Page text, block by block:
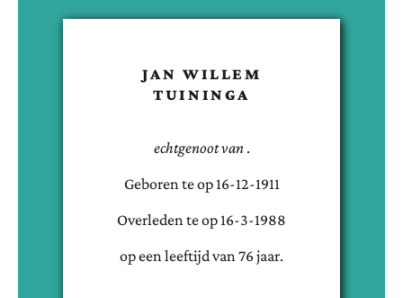
JAN WILLEM
TUININGA
echtgenoot van .
Geboren teop 16-12-1911
Overleden teop 16-3-1988
op een leeftijd van 76jaar.